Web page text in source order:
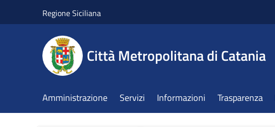
Regione Siciliana
Città Metropolitana di Catania
Amministrazione Servizi Informazioni Trasparenza